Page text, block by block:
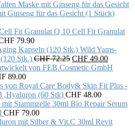
Ginseng für das Gesicht (1 Stück)
Q 10 Cell Fit Granulat
79.90
Wild Yams-
Stk.) CHF72.25 Original
price
CHF 72.25.
CHF 49.00Current
price
CHF
89.00
Body& Skin Fit Plus -
,Hyaluron (60 Stk) CHF 48.00
Bio Repair Serum
CHF 79.00
Revit